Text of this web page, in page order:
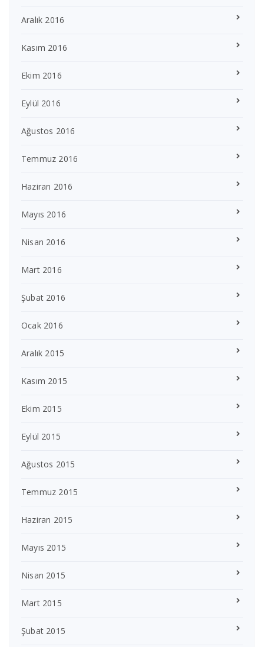
Aralık 2016
Kasım 2016
Ekim 2016
Eylül 2016
Ağustos 2016
Temmuz 2016
Haziran 2016
Mayıs 2016
Nisan 2016
Mart 2016
Şubat 2016
Ocak 2016
Aralık 2015
Kasım 2015
Ekim 2015
Eylül 2015
Ağustos 2015
Temmuz 2015
Haziran 2015
Mayıs 2015
Nisan 2015
Mart 2015
Şubat 2015